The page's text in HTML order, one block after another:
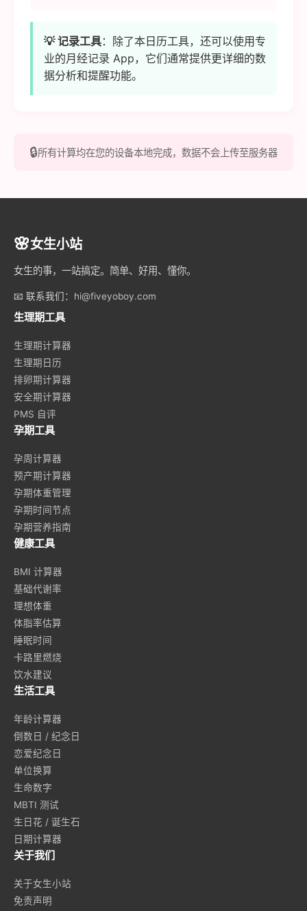
💡 记录工具：除了本日历工具，还可以使用专
业的月经记录 App，它们通常提供更详细的数
据分析和提醒功能。
🔒所有计算均在您的设备本地完成，数据不会上传至服务器
🌸女生小站
女生的事，一站搞定。简单、好用、懂你。
📧 联系我们： hi@fiveyoboy.com
生理期工具
生理期计算器
生理期日历
排卵期计算器
安全期计算器
PMS 自评
孕期工具
孕周计算器
预产期计算器
孕期体重管理
孕期时间节点
孕期营养指南
健康工具
BMI 计算器
基础代谢率
理想体重
体脂率估算
睡眠时间
卡路里燃烧
饮水建议
生活工具
年龄计算器
倒数日 / 纪念日
恋爱纪念日
单位换算
生命数字
MBTI 测试
生日花 / 诞生石
日期计算器
关于我们
关于女生小站
免责声明